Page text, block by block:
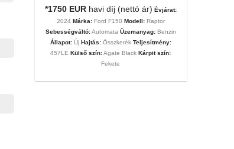
*1750 EUR havi díj (nettó ár) Évjárat:
2024 Márka:Ford F150 Modell:Raptor
Sebességváltó:Automata Üzemanyag:Benzin
Állapot:Új Hajtás:Összkerék Teljesítmény:
457LE Külső szín:Agate BlackKárpit szín:
Fekete